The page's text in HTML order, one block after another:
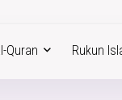
Quran Rukun